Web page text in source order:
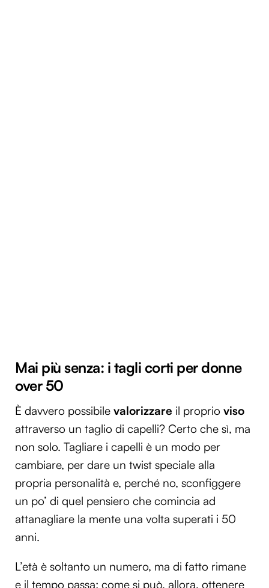
Mai più senza: i tagli corti per donne
over 50
È davvero possibile valorizzare il proprio viso
attraverso un taglio di capelli? Certo che sì, ma
non solo. Tagliare i capelli è un modo per
cambiare, per dare un twist speciale alla
propria personalità e, perché no, sconfiggere
un po’ di quel pensiero che comincia ad
attanagliare la mente una volta superati i 50
anni.
L’età è soltanto un numero, ma di fatto rimane
e il tempo passa: come si può, allora, ottenere